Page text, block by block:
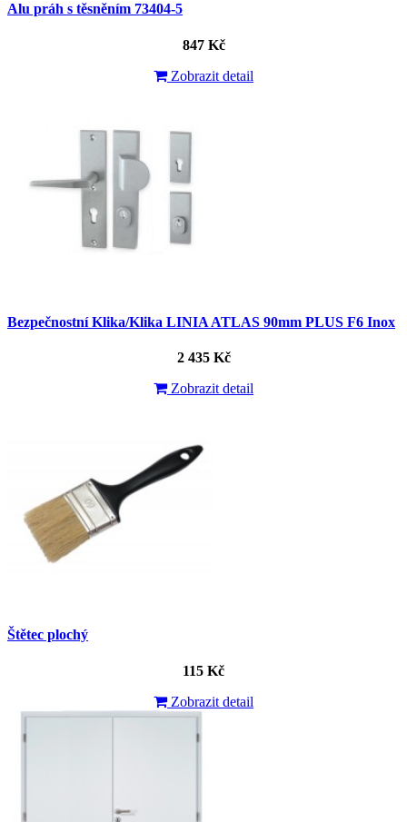
Alu práh s těsněním 73404-5
847 Kč
Zobrazit detail
Bezpečnostní Klika/Klika LINIA ATLAS 90mm PLUS F6 Inox
2 435 Kč
Zobrazit detail
Štětec plochý
115 Kč
Zobrazit detail